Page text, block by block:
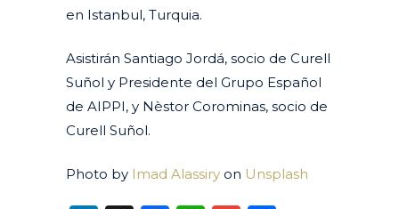
en Istanbul, Turquia.
Asistirán Santiago Jordá, socio de Curell
Suñol y Presidente del Grupo Español
de AIPPI, y Nèstor Corominas, socio de
Curell Suñol.
Photo by Imad Alassiry on Unsplash